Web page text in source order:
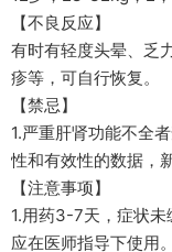
【不良反应】
有时有轻度头晕、乏
疹等，可自行恢复。
【禁忌】
1.严重肝肾功能不全
性和有效性的数据，
【注意事项】
1.用药3-7天，症状
应在医师指导下使用